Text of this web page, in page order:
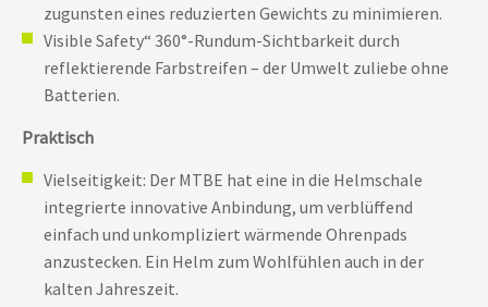
zugunsten eines reduzierten Gewichts zu minimieren.
Visible Safety“ 360°-Rundum-Sichtbarkeit durch
reflektierende Farbstreifen – der Umwelt zuliebe ohne
Batterien.
Praktisch
Vielseitigkeit: Der MTBE hat eine in die Helmschale
integrierte innovative Anbindung, um verblüffend
einfach und unkompliziert wärmende Ohrenpads
anzustecken. Ein Helm zum Wohlfühlen auch in der
kalten Jahreszeit.